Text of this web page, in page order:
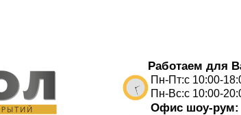
Работаем для
Пн-Пт:с 10:00-
Пн-Вс:с 10:00-
Офис шоу-рум: